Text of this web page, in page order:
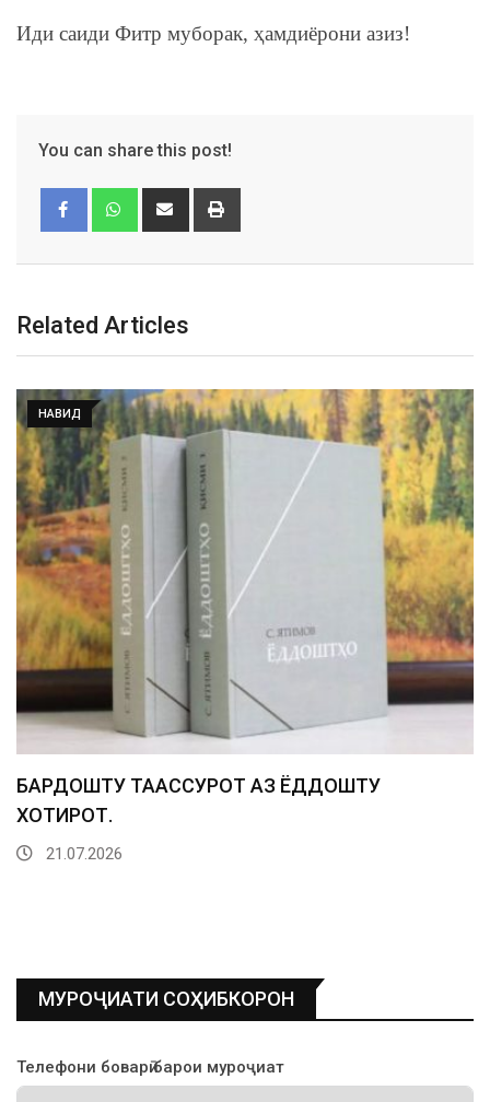
Иди саиди Фитр муборак, ҳамдиёрони азиз!
You can share this post!
Related Articles
НАВИД
БАРДОШТУ ТААССУРОТ АЗ ЁДДОШТУ
ХОТИРОТ.
21.07.2026
МУРОҶИАТИ СОҲИБКОРОН
Телефони боварӣ барои муроҷиат